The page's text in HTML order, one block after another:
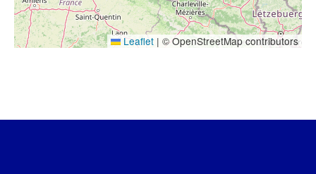
Leaflet | © OpenStreetMap contributors